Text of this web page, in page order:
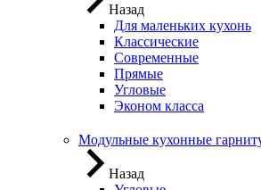
Назад
Для маленьких кухонь
Классические
Современные
Прямые
Угловые
Эконом класса
Модульные кухонные
Назад